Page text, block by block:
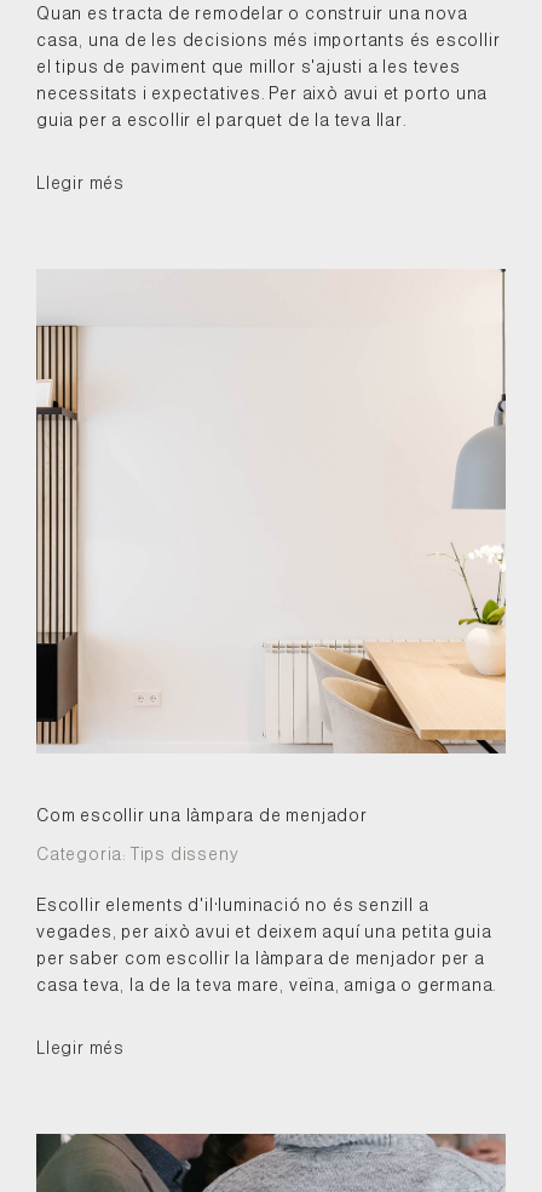
Quan es tracta de remodelar o construir una nova
casa, una de les decisions més importants és escollir
el tipus de paviment que millor s'ajusti a les teves
necessitats i expectatives. Per això avui et porto una
guia per a escollir el parquet de la teva llar.
Llegir més
Com escollir una làmpara de menjador
Categoria: Tips disseny
Escollir elements d'il·luminació no és senzill a
vegades, per això avui et deixem aquí una petita guia
per saber com escollir la làmpara de menjador per a
casa teva, la de la teva mare, veïna, amiga o germana.
Llegir més